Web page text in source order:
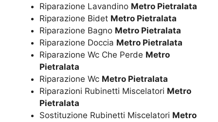
Riparazione Lavandino Metro Pietralata
Riparazione Bidet Metro Pietralata
Riparazione Bagno Metro Pietralata
Riparazione Doccia Metro Pietralata
Riparazione Wc Che Perde Metro
Pietralata
Riparazione Wc Metro Pietralata
Riparazioni Rubinetti Miscelatori Metro
Pietralata
Sostituzione Rubinetti Miscelatori Metro